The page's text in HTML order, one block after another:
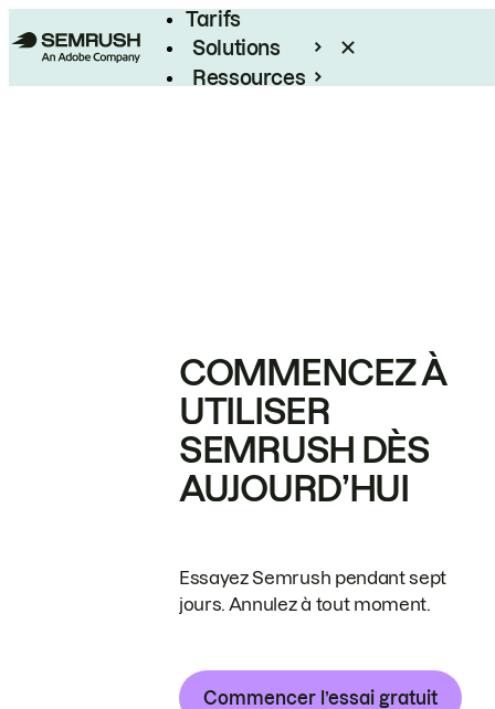
Tarifs
Solutions
Ressources
COMMENCEZ À
UTILISER
SEMRUSH DÈS
AUJOURD’HUI
Essayez Semrush pendant sept
jours. Annulez à tout moment.
Commencer l’essai gratuit